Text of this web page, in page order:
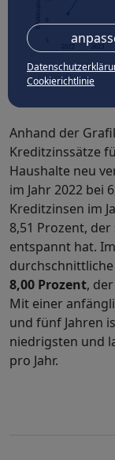
Cookierichtlinie
Anhand der
Kreditzinssätze
Haushalte neu
im Jahr 2022 bei
Kreditzinsen im
8,51 Prozent,
entspannt hat. Im
durchschnittliche
8,00 Prozent, der
Mit einer
und fünf Jahren
niedrigsten und
pro Jahr.